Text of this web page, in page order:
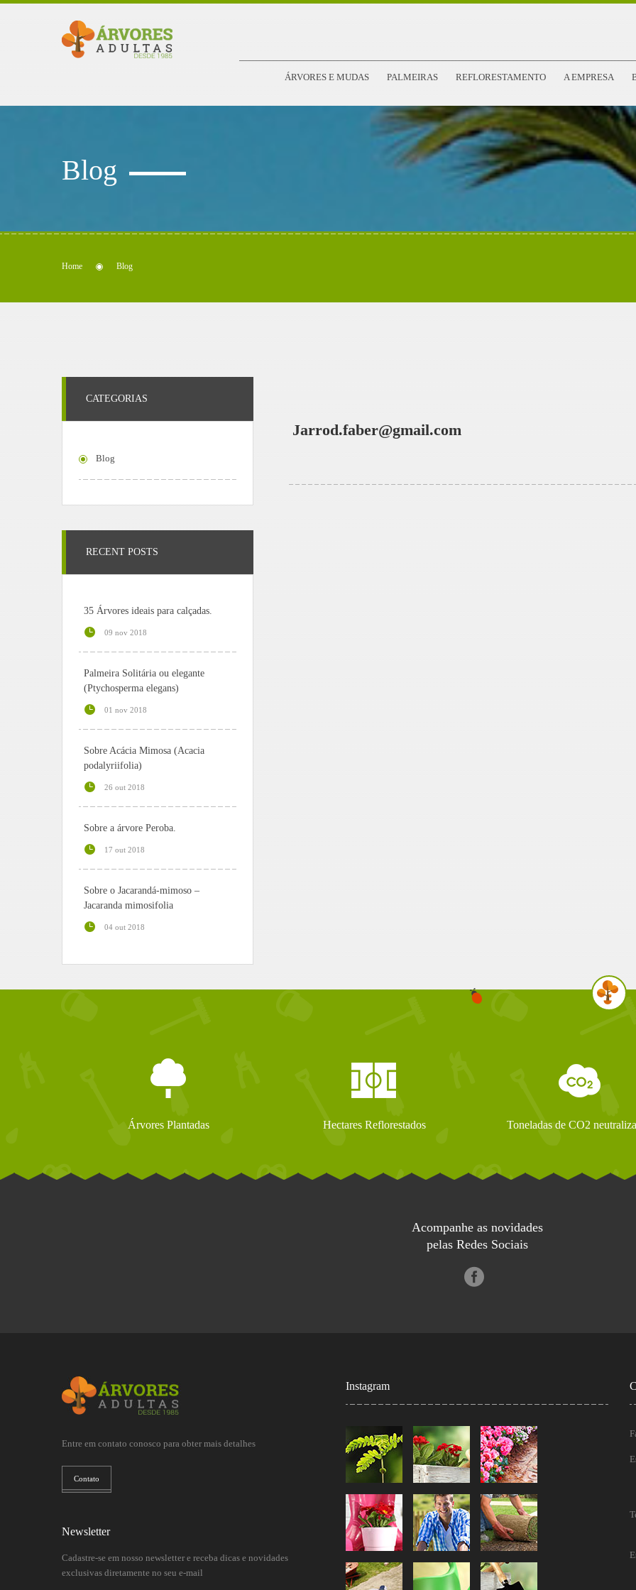
ÁRVORES E MUDAS PALMEIRAS REFLORESTAMENTO A EMPRESA
Blog
Home Blog
Jarrod.faber@gmail.com
CATEGORIAS
Blog
RECENT POSTS
35 Árvores ideais para calçadas.
09 nov 2018
Palmeira Solitária ou elegante
(Ptychosperma elegans)
01 nov 2018
Sobre Acácia Mimosa (Acacia
podalyriifolia)
26 out 2018
Sobre a árvore Peroba.
17 out 2018
Sobre o Jacarandá-mimoso –
Jacaranda mimosifolia
04 out 2018
Árvores Plantadas Hectares Reflorestados Toneladas de CO2
Acompanhe as novidades
pelas Redes Sociais
Entre em contato conosco para obter mais detalhes
Contato
Newsletter
Cadastre-se em nosso newsletter e receba dicas e novidades
exclusivas diretamente no seu e-mail
Instagram